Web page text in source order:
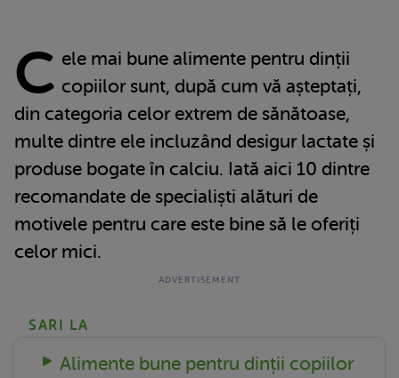
C ele mai bune alimente pentru dinții
copiilor sunt, după cum vă așteptați,
din categoria celor extrem de sănătoase,
multe dintre ele incluzând desigur lactate și
produse bogate în calciu. Iată aici 10 dintre
recomandate de specialiști alături de
motivele pentru care este bine să le oferiți
celor mici.
SARI LA
Alimente bune pentru dinții copiilor